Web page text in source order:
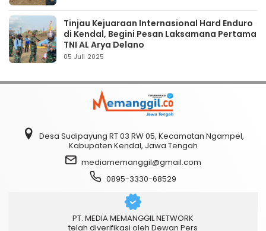
Tinjau Kejuaraan Internasional Hard Enduro
di Kendal, Begini Pesan Laksamana Pertama
TNI AL Arya Delano
05 Juli 2025
Desa Sudipayung RT 03 RW 05, Kecamatan Ngampel,
Kabupaten Kendal, Jawa Tengah
mediamemanggil@gmail.com
0895-3330-68529
PT. MEDIA MEMANGGIL NETWORK
telah diverifikasi oleh Dewan Pers